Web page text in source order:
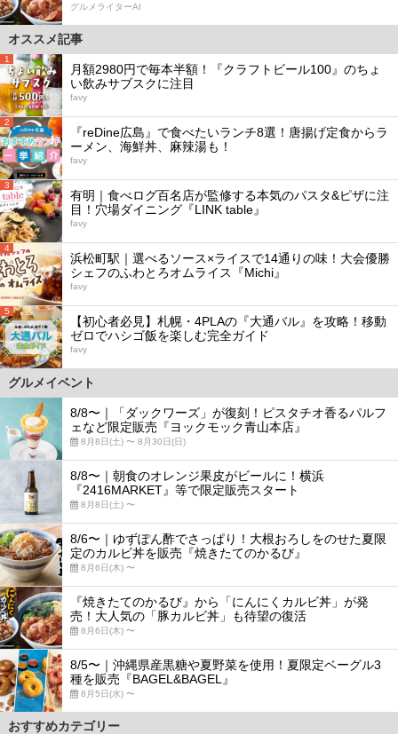
グルメライターAI
オススメ記事
1
月額2980円で毎本半額！『クラフトビール100』のちょ
い飲みサブスクに注目
favy
2
『reDine広島』で食べたいランチ8選！唐揚げ定食からラ
ーメン、海鮮丼、麻辣湯も！
favy
3
有明｜食べログ百名店が監修する本気のパスタ&ピザに注
目！穴場ダイニング『LINK table』
favy
4
浜松町駅｜選べるソース×ライスで14通りの味！大会優勝
シェフのふわとろオムライス『Michi』
favy
5
【初心者必見】札幌・4PLAの『大通バル』を攻略！移動
ゼロでハシゴ飯を楽しむ完全ガイド
favy
グルメイベント
8/8〜｜「ダックワーズ」が復刻！ピスタチオ香るパルフ
ェなど限定販売『ヨックモック青山本店』
8月8日(土) 〜 8月30日(日)
8/8〜｜朝食のオレンジ果皮がビールに！横浜
『2416MARKET』等で限定販売スタート
8月8日(土) 〜
8/6〜｜ゆずぽん酢でさっぱり！大根おろしをのせた夏限
定のカルビ丼を販売『焼きたてのかるび』
8月6日(木) 〜
『焼きたてのかるび』から「にんにくカルビ丼」が発
売！大人気の「豚カルビ丼」も待望の復活
8月6日(木) 〜
8/5〜｜沖縄県産黒糖や夏野菜を使用！夏限定ベーグル3
種を販売『BAGEL&BAGEL』
8月5日(水) 〜
おすすめカテゴリー